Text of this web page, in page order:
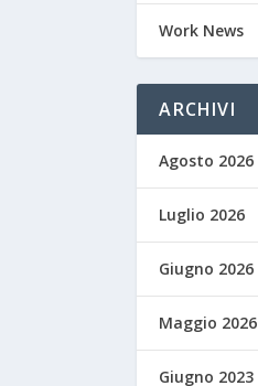
Work News
ARCHIVI
Agosto 2026
Luglio 2026
Giugno 2026
Maggio 2026
Giugno 2023